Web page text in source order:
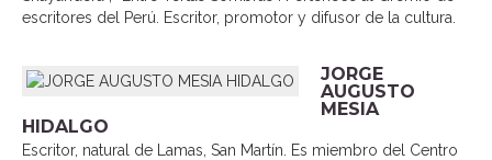
escritores del Perú. Escritor, promotor y difusor de la cultura.
JORGE
AUGUSTO
MESIA
HIDALGO
Escritor, natural de Lamas, San Martín. Es miembro del Centro